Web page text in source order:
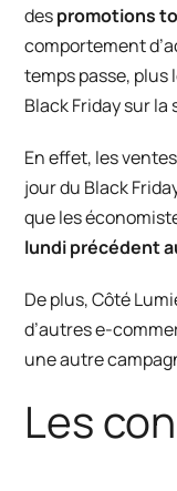
despromotions
comportement
temps passe,
Black Friday sur la
En effet, les
jour du Black
que les
lundi précédent
De plus,Côté
d’autres e-
une autre
Les